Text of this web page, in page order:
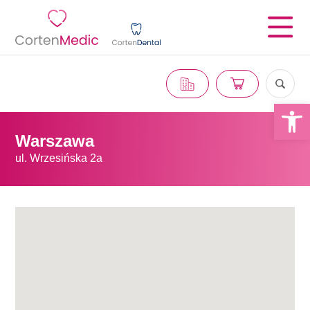
Warszawa
ul. Wrzesińska 2a